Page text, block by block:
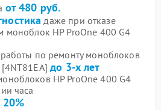
от 480 руб.
даже при отказе
моноблок HP ProOne 400 G4
по ремонту моноблоков
[4NT81EA]до 3-х лет
HP ProOne 400 G4
часа
20%